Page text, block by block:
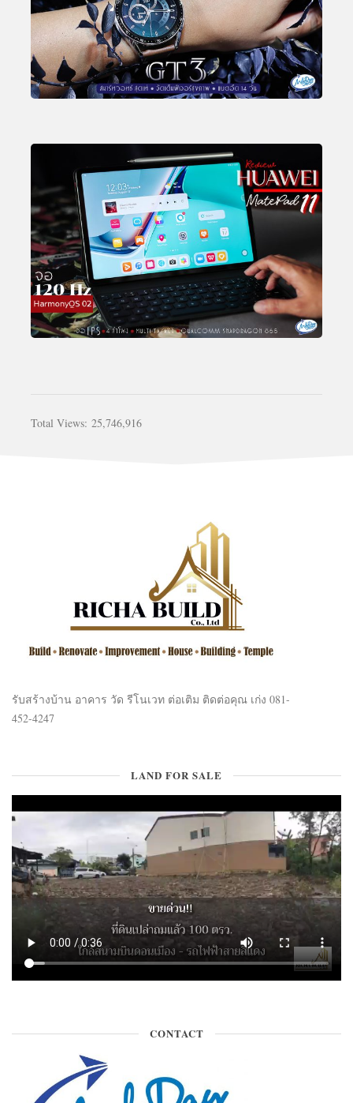
Total Views: 25,746,916
รับสร้างบ้าน อาคาร วัด รีโนเวท ต่อเติม ติดต่อคุณ เก่ง 081-
452-4247
LAND FOR SALE
CONTACT